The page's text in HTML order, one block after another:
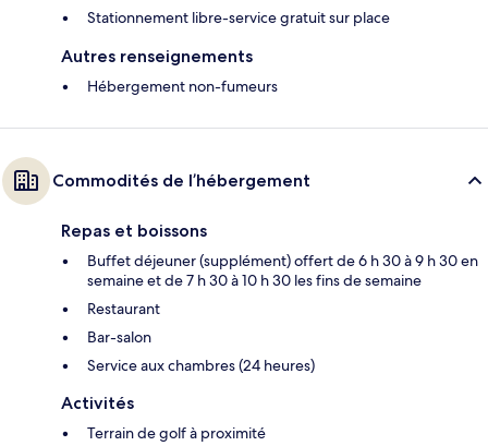
Stationnement libre-service gratuit sur place
Autres renseignements
Hébergement non-fumeurs
Commodités de l’hébergement
Repas et boissons
Buffet déjeuner (supplément) offert de 6 h 30 à 9 h 30 en
semaine et de 7 h 30 à 10 h 30 les fins de semaine
Restaurant
Bar-salon
Service aux chambres (24 heures)
Activités
Terrain de golf à proximité